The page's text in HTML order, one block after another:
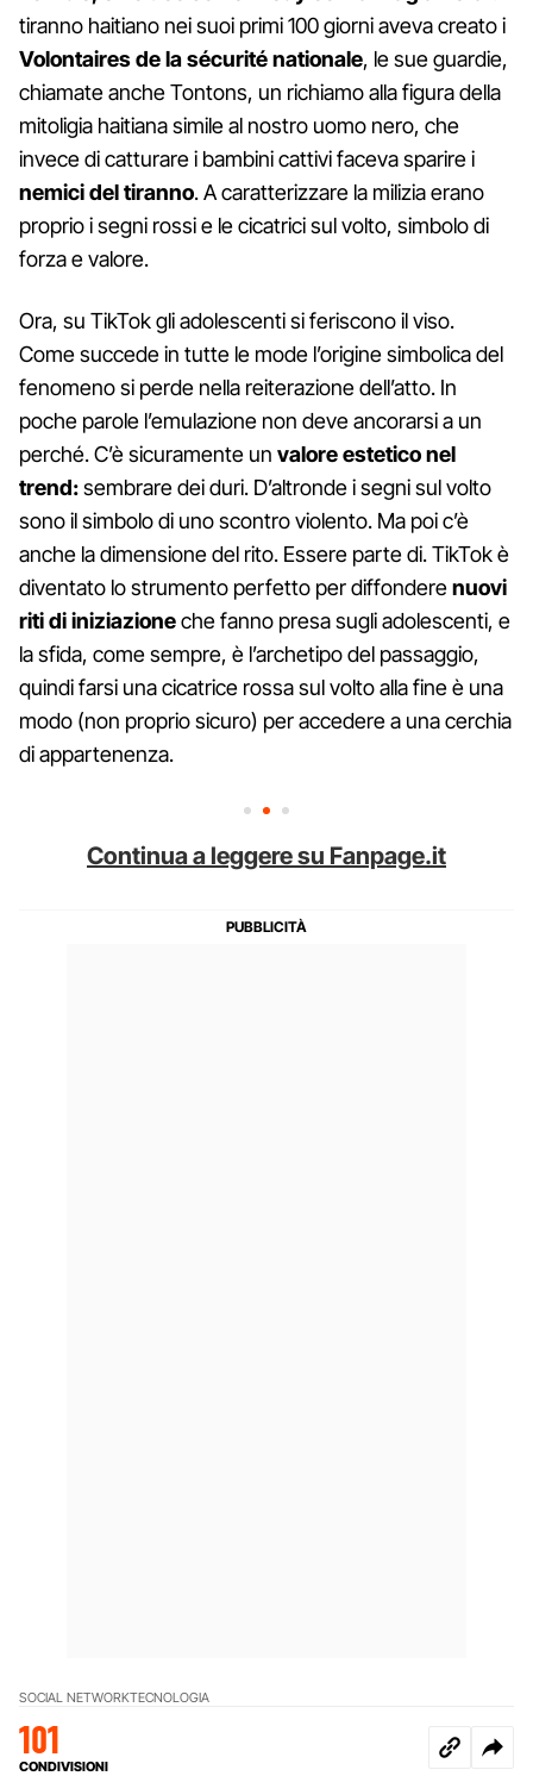
tiranno haitiano nei suoi primi 100 giorni aveva creato i
Volontaires de la sécurité nationale, le sue guardie,
chiamate anche Tontons, un richiamo alla figura della
mitoligia haitiana simile al nostro uomo nero, che
invece di catturare i bambini cattivi faceva sparire i
nemici del tiranno. A caratterizzare la milizia erano
proprio i segni rossi e le cicatrici sul volto, simbolo di
forza e valore.
Ora, su TikTok gli adolescenti si feriscono il viso.
Come succede in tutte le mode l’origine simbolica del
fenomeno si perde nella reiterazione dell’atto. In
poche parole l’emulazione non deve ancorarsi a un
perché. C’è sicuramente un valore estetico nel
trend:sembrare dei duri. D’altronde i segni sul volto
sono il simbolo di uno scontro violento. Ma poi c’è
anche la dimensione del rito. Essere parte di. TikTok è
diventato lo strumento perfetto per diffonderenuovi
riti di iniziazioneche fanno presa sugli adolescenti, e
la sfida, come sempre, è l’archetipo del passaggio,
quindi farsi una cicatrice rossa sul volto alla fine è una
modo (non proprio sicuro) per accedere a una cerchia
di appartenenza.
Continua a leggere su Fanpage.it
SOCIAL NETWORKTECNOLOGIA
101
CONDIVISIONI